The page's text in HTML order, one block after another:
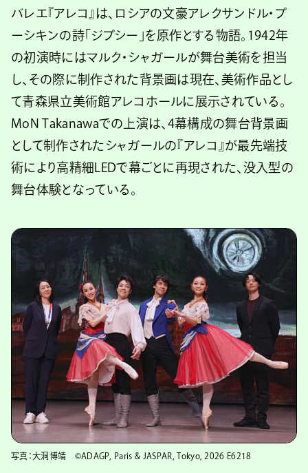
バレエ『アレコ』は、ロシアの文豪アレクサンドル・プ
ーシキンの詩「ジプシー」を原作とする物語。1942年
の初演時にはマルク・シャガールが舞台美術を担当
し、その際に制作された背景画は現在、美術作品とし
て青森県立美術館アレコホールに展示されている。
MoN Takanawaでの上演は、4幕構成の舞台背景画
として制作されたシャガールの『アレコ』が最先端技
術により高精細LEDで幕ごとに再現された、没入型の
舞台体験となっている。
写真：大洞博靖 ©ADAGP, Paris & JASPAR, Tokyo, 2026 E6218